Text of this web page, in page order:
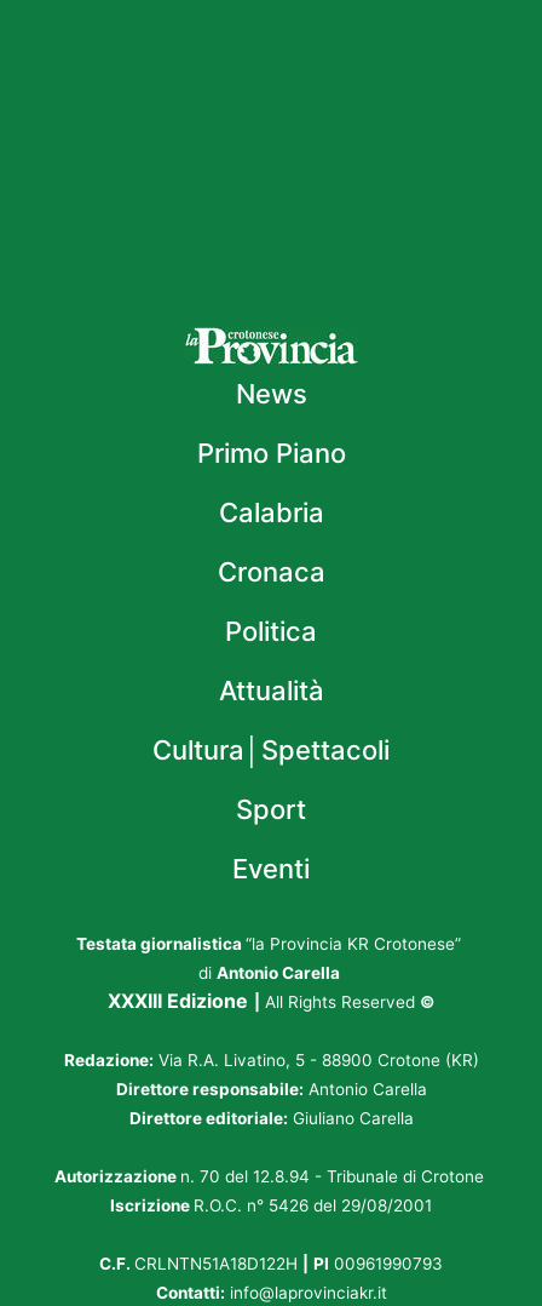
News
Primo Piano
Calabria
Cronaca
Politica
Attualità
Cultura│Spettacoli
Sport
Eventi
Testata giornalistica “la Provincia KR Crotonese”
di Antonio Carella
XXXIII Edizione All Rights Reserved ©
Redazione: Via R.A. Livatino, 5 - 88900 Crotone (KR)
Direttore responsabile: Antonio Carella
Direttore editoriale: Giuliano Carella
Autorizzazione n. 70 del 12.8.94 - Tribunale di Crotone
Iscrizione R.O.C. n° 5426 del 29/08/2001
C.F. CRLNTN51A18D122H PI 00961990793
Contatti: info@laprovinciakr.it